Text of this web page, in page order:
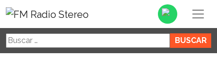
Buscar: